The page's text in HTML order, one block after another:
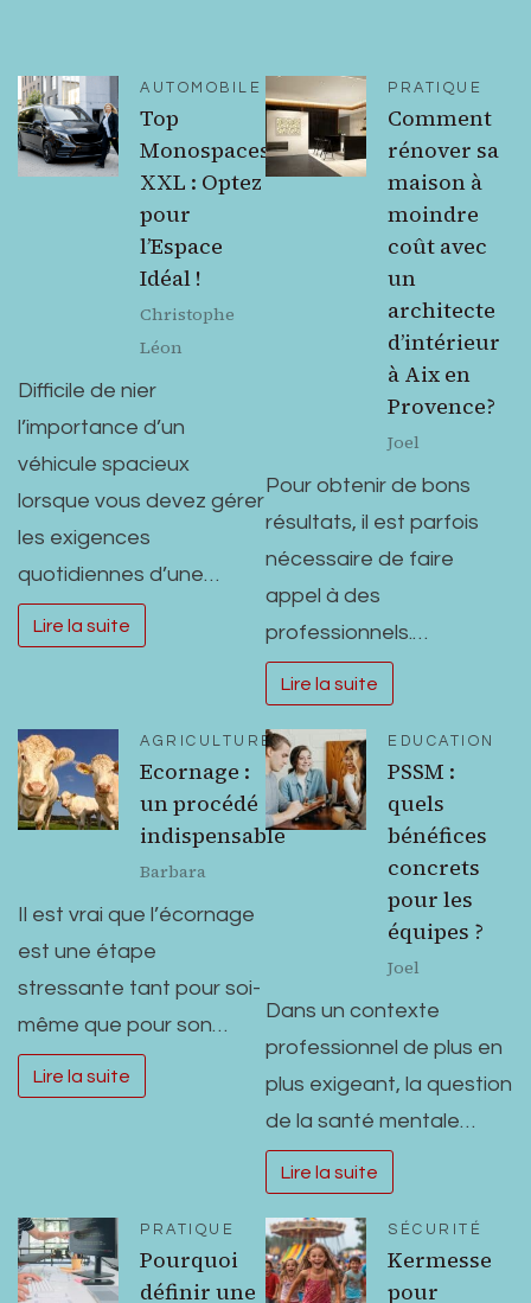
AUTOMOBILE
Top
Monospaces
XXL : Optez
pour
l’Espace
Idéal !
Christophe
Léon
Difficile de nier
l’importance d’un
véhicule spacieux
lorsque vous devez gérer
les exigences
quotidiennes d’une…
Lire la suite
PRATIQUE
Comment
rénover sa
maison à
moindre
coût avec
un
architecte
d’intérieur
à Aix en
Provence?
Joel
Pour obtenir de bons
résultats, il est parfois
nécessaire de faire
appel à des
professionnels.…
Lire la suite
AGRICULTURE
Ecornage :
un procédé
indispensable
Barbara
Il est vrai que l’écornage
est une étape
stressante tant pour soi-
même que pour son…
Lire la suite
EDUCATION
PSSM :
quels
bénéfices
concrets
pour les
équipes ?
Joel
Dans un contexte
professionnel de plus en
plus exigeant, la question
de la santé mentale…
Lire la suite
PRATIQUE
Pourquoi
définir une
SÉCURITÉ
Kermesse
pour